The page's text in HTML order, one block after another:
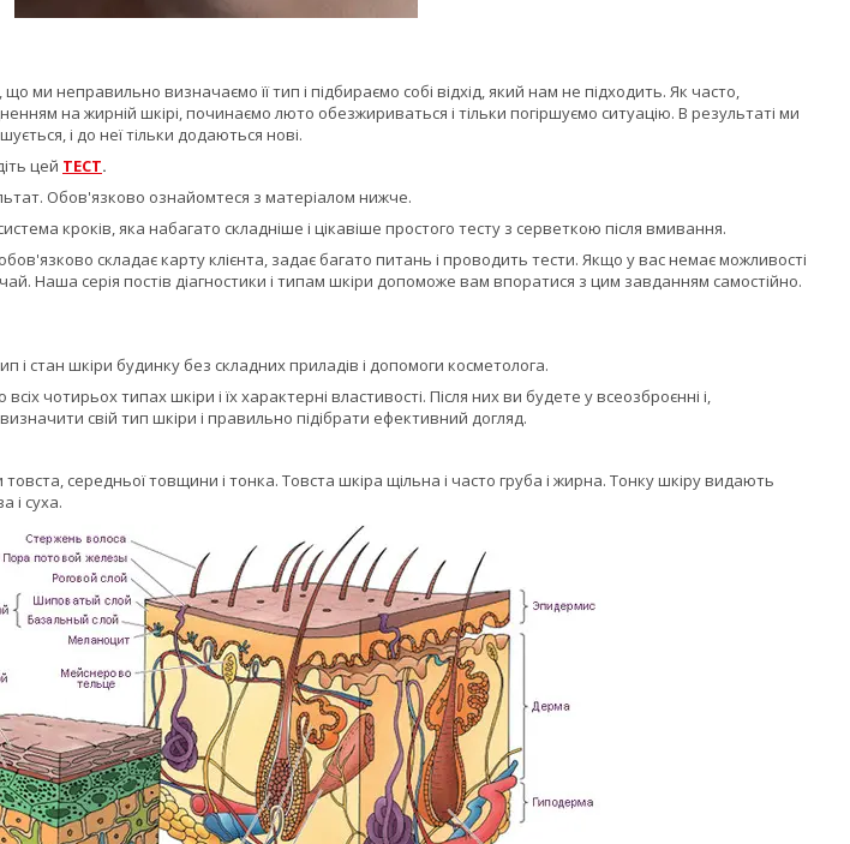
ми неправильно визначаємо її тип і підбираємо собі відхід, який нам не підходить. Як часто,
на жирній шкірі, починаємо люто обезжириваться і тільки погіршуємо ситуацію. В результаті ми
і до неї тільки додаються нові.
цей ТЕСТ.
Обов'язково ознайомтеся з матеріалом нижче.
кроків, яка набагато складніше і цікавіше простого тесту з серветкою після вмивання.
складає карту клієнта, задає багато питань і проводить тести. Якщо у вас немає можливості
Наша серія постів діагностики і типам шкіри допоможе вам впоратися з цим завданням самостійно.
стан шкіри будинку без складних приладів і допомоги косметолога.
чотирьох типах шкіри і їх характерні властивості. Після них ви будете у всеозброєнні і,
свій тип шкіри і правильно підібрати ефективний догляд.
середньої товщини і тонка. Товста шкіра щільна і часто груба і жирна. Тонку шкіру видають
і суха.